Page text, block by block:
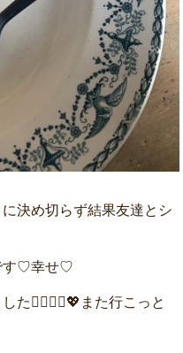
決め切らず結果友達とシ
す♡幸せ♡
た🦸‍♀️🦸‍♂️💖また行こっと